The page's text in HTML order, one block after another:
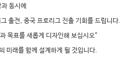
동시에
출전, 중국 프로리그 진출 기회를 드립니다.
목표를 새롭게 디자인해 보십시오”
미래를 함께 설계하게 될 것입니다.